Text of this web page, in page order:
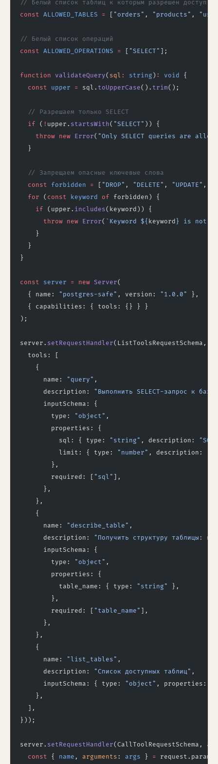
// Белый список таблиц к которым разрешён доступ
const ALLOWED_TABLES = "orders" , "products" ,
// Белый список операций
const ALLOWED_OPERATIONS = "SELECT" ];
function validateQuery( sql : string ) : void {
  const
upper = sql. toUpperCase(). trim();
  // Разрешаем только SELECT
  if
( ! upper. startsWith( "SELECT" )) {
    throw
new Error( "Only SELECT queries are
  }
  // Запрещаем опасные ключевые слова
  const
forbidden = "DROP" , "DELETE" , "UPDATE" ,
  for
( const keyword of
forbidden) {
    if
(upper. includes(keyword)) {
      throw
new Error( `Keyword ${ keyword } is not
    }
  }
}
const server = new Server(
  { name:
"postgres-safe" , version: "1.0.0"
},
  { capabilities: { tools: {} } }
);
server. setRequestHandler(ListToolsRequestSchema,
  tools: [
    {
      name:
"query" ,
      description:
"Выполнить SELECT-запрос к
      inputSchema: {
        type:
"object" ,
        properties: {
          sql: { type:
"string" , description:
"SQL
          limit: { type:
"number" , description:
        },
        required: [
"sql"
],
      },
    },
    {
      name:
"describe_table" ,
      description:
"Получить структуру таблицы:
      inputSchema: {
        type:
"object" ,
        properties: {
          table_name: { type:
"string"
},
        },
        required: [
"table_name"
],
      },
    },
    {
      name:
"list_tables" ,
      description:
"Список доступных таблиц" ,
      inputSchema: { type:
"object" , properties:
    },
  ],
}));
server. setRequestHandler(CallToolRequestSchema,
  const
{ name , arguments : args } = request.params;